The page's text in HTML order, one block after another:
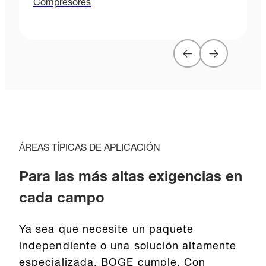
Compresores
ÁREAS TÍPICAS DE APLICACIÓN
Para las más altas exigencias en
cada campo
Ya sea que necesite un paquete
independiente o una solución altamente
especializada, BOGE cumple. Con